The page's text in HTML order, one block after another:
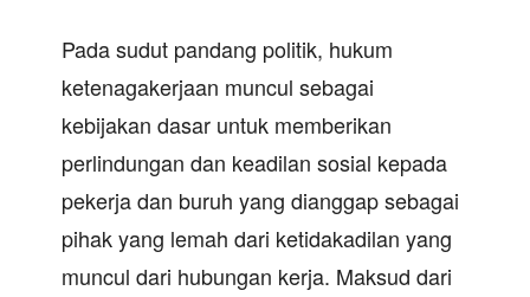
Pada sudut pandang politik, hukum
ketenagakerjaan muncul sebagai
kebijakan dasar untuk memberikan
perlindungan dan keadilan sosial kepada
pekerja dan buruh yang dianggap sebagai
pihak yang lemah dari ketidakadilan yang
muncul dari hubungan kerja. Maksud dari